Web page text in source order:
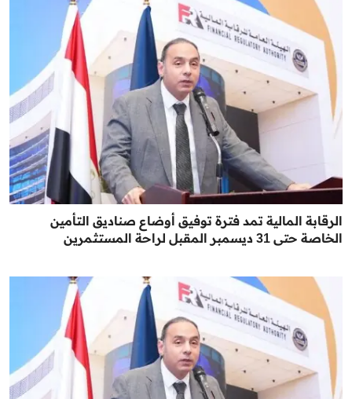
الرقابة المالية تمد فترة توفيق أوضاع صناديق التأمين
الخاصة حتى 31 ديسمبر المقبل لراحة المستثمرين